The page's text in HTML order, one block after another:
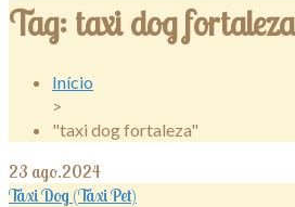
Tag: taxi dog
Início
>
"taxi dog fortaleza"
23 ago.2024
Táxi Dog (Táxi Pet)